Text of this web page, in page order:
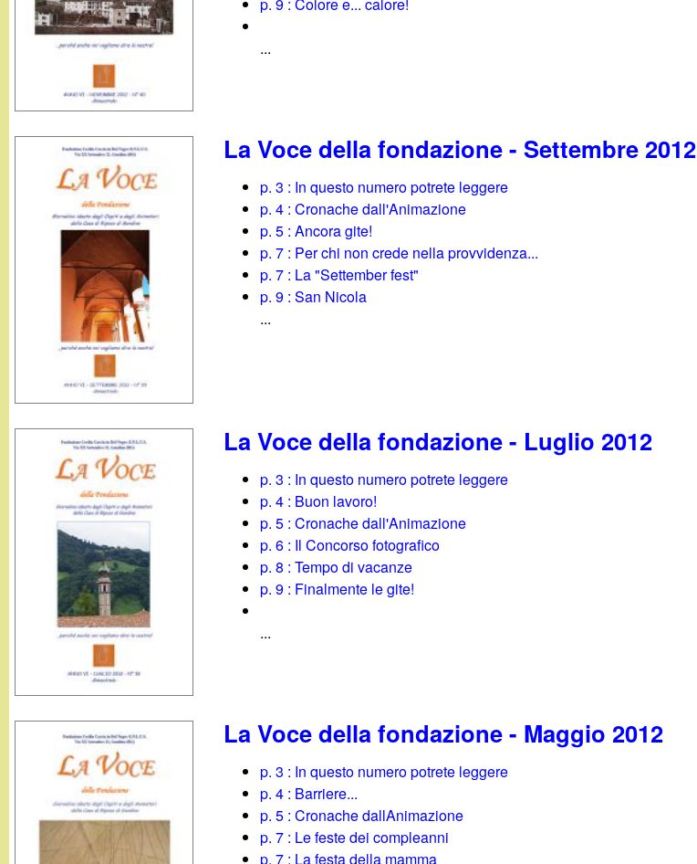
p. 9 : Colore e... calore!
...
La Voce della fondazione - Settembre 2012
p. 3 : In questo numero potrete leggere
p. 4 : Cronache dall'Animazione
p. 5 : Ancora gite!
p. 7 : Per chi non crede nella provvidenza...
p. 7 : La "Settember fest"
p. 9 : San Nicola
...
La Voce della fondazione - Luglio 2012
p. 3 : In questo numero potrete leggere
p. 4 : Buon lavoro!
p. 5 : Cronache dall'Animazione
p. 6 : Il Concorso fotografico
p. 8 : Tempo di vacanze
p. 9 : Finalmente le gite!
...
La Voce della fondazione - Maggio 2012
p. 3 : In questo numero potrete leggere
p. 4 : Barriere...
p. 5 : Cronache dallAnimazione
p. 7 : Le feste dei compleanni
p. 7 : La festa della mamma